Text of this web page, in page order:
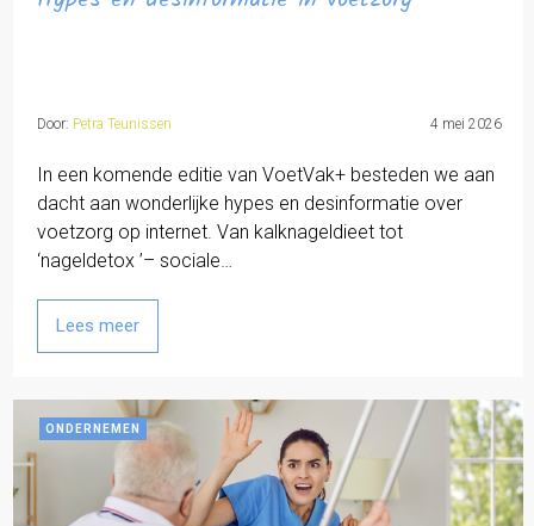
Door: Petra Teunissen 4 mei 2026
In een komende editie van VoetVak+ besteden we aan
dacht aan wonderlijke hypes en desinformatie over
voetzorg op internet. Van kalknageldieet tot
‘nageldetox ’– sociale…
Lees meer
ONDERNEMEN